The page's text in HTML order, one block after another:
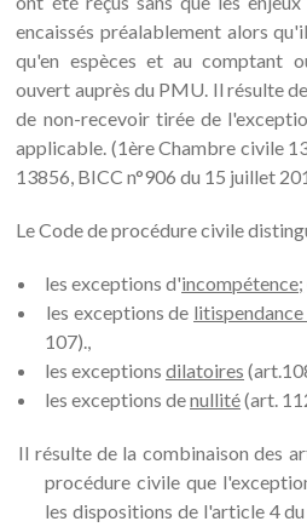
encaissés préalablement alors
qu'en espèces et au comptant
ouvert auprès du PMU. Il résulte
de non-recevoir tirée de
applicable. (1ère Chambre civile
13856, BICC n°906 du 15 juillet
Le Code de procédure civile
les exceptions d'incompétence;
les exceptions de
107).,
les exceptionsdilatoires
les exceptions denullité(art.
Il résulte de la combinaison des
procédure civile que
les dispositions de l'article 4